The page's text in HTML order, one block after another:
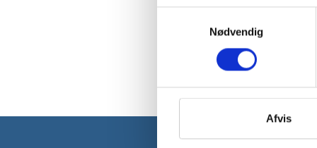
Nødvendig
Afvis